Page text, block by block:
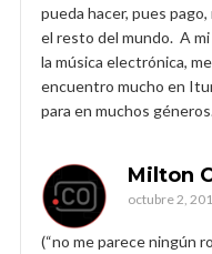
pueda hacer, pues
el resto del mundo. A
la música electrónica,
encuentro mucho en
para en muchos
Milton
octubre 2,
(“no me parece ningún